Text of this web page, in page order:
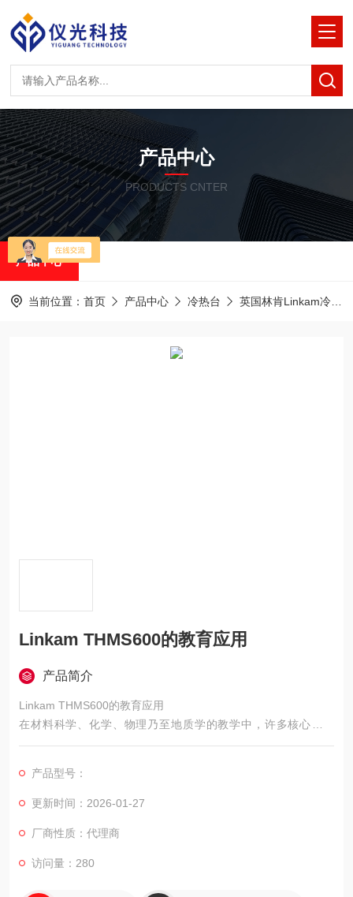
产品中心
PRODUCTS CNTER
产品中心
当前位置： 首页 产品中心 冷热台 英国林肯Linkam冷热台
Linkam THMS600的教育应用
产品简介
Linkam THMS600的教育应用
在材料科学、化学、物理乃至地质学的教学中，许多核心概念
——如相变、晶体生长、热力学过程——是抽象且难以仅凭文字
产品型号：
更新时间：2026-01-27
厂商性质：代理商
访问量：280